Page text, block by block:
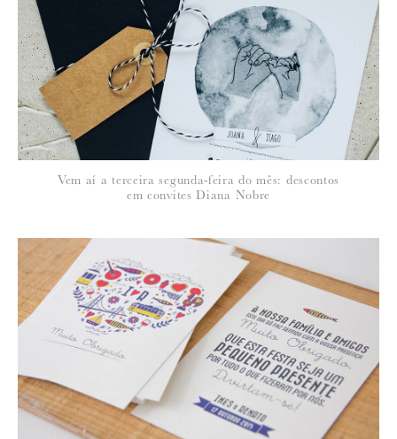
NOME*
Para saber como tratamos e protegemos os seus dados, leia a nossa
política de privacidade
Vem aí a terceira segunda-feira do mês: descontos
em convites Diana Nobre